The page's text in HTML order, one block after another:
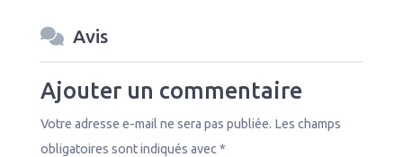
Avis
Ajouter un commentaire
Votre adresse e-mail ne sera pas publiée. Les champs
obligatoires sont indiqués avec *